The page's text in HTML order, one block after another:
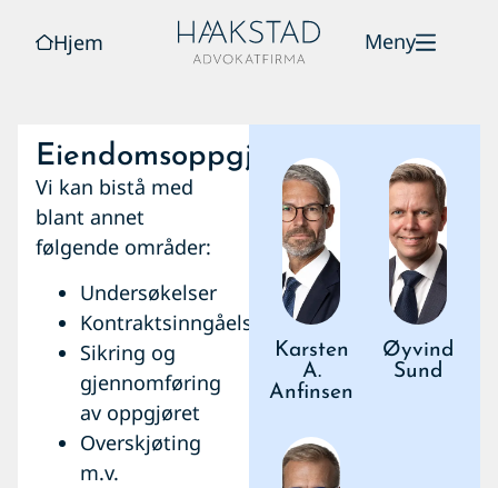
Hjem Meny
Eiendomsoppgjør
Vi kan bistå med
blant annet
følgende områder:
Undersøkelser
Kontraktsinngåelse
Sikring og
gjennomføring
av oppgjøret
Overskjøting
m.v.
Karsten
A.
Anfinsen
Øyvind
Sund